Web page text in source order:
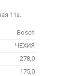
11а.
Bosch
ЧЕХИЯ
278,0
175,0